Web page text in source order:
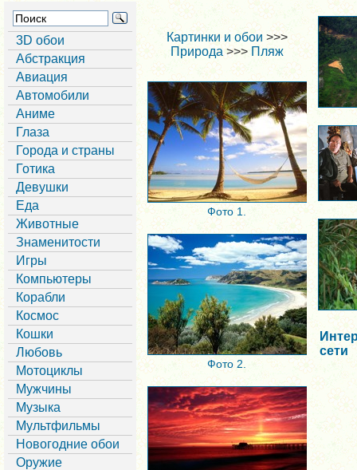
3D обои
Абстракция
Авиация
Автомобили
Аниме
Глаза
Города и страны
Готика
Девушки
Еда
Животные
Знаменитости
Игры
Компьютеры
Корабли
Космос
Кошки
Любовь
Мотоциклы
Мужчины
Музыка
Мультфильмы
Новогодние обои
Оружие
Картинки и обои >>>
Природа>>> Пляж
Фото 1.
Фото 2.
сети